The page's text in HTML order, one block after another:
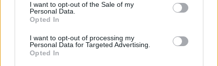
I want to opt-out of the Sale of my
Personal Data.
Opted In
I want to opt-out of processing my
Personal Data for Targeted Advertising.
Opted In
tartozik, melynek olvasása előfizetéses
regisztrációhoz kötött.
Az előfizetés a következőket tartalmazza:
Portfolio.hu teljes cikkarchívum